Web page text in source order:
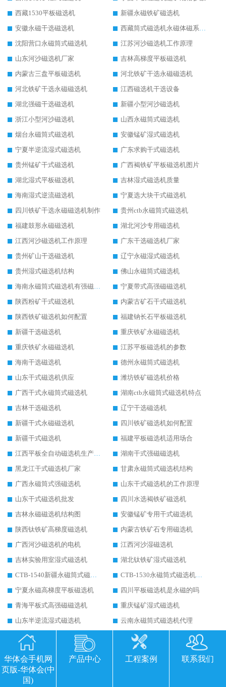
西藏1530平板磁选机
新疆永磁铁矿磁选机
安徽永磁干选磁选机
西藏筒式磁选机永磁体磁系设计
沈阳营口永磁筒式磁选机
江苏河沙磁选机工作原理
山东河沙磁选机厂家
吉林高梯度平板磁选机
内蒙古三盘平板磁选机
河北铁矿干选永磁磁选机
河北铁矿干选永磁磁选机
江西磁选机干选设备
湖北强磁干选磁选机
新疆小型河沙磁选机
浙江小型河沙磁选机
山西永磁筒式磁选机
烟台永磁筒式磁选机
安徽锰矿湿式磁选机
宁夏半逆流湿式磁选机
广东求购干式磁选机
贵州锰矿干式磁选机
广西褐铁矿平板磁选机图片
湖北湿式平板磁选机
吉林湿式磁选机质量
海南湿式逆流磁选机
宁夏选大块干式磁选机
四川铁矿干选永磁磁选机制作
贵州ctb永磁筒式磁选机
福建鼓形永磁磁选机
湖北河沙专用磁选机
江西河沙磁选机工作原理
广东干选磁选机厂家
贵州矿山干选磁选机
辽宁永磁湿式磁选机
贵州湿式磁选机结构
佛山永磁筒式磁选机
海南永磁筒式磁选机有强磁的吗
宁夏带式高强磁磁选机
陕西粉矿干式磁选机
内蒙古矿石干式磁选机
陕西铁矿磁选机如何配置
福建钠长石平板磁选机
新疆干选磁选机
重庆铁矿永磁磁选机
重庆铁矿永磁磁选机
江苏平板磁选机的参数
海南干选磁选机
德州永磁筒式磁选机
山东干式磁选机供应
潍坊铁矿磁选机价格
广西干式永磁筒式磁选机
湖南ctb永磁筒式磁选机特点
吉林干选磁选机
辽宁干选磁选机
新疆干式永磁磁选机
四川铁矿磁选机如何配置
新疆干式磁选机
福建平板磁选机适用场合
江西平板全自动磁选机生产厂家
湖南干式强磁磁选机
黑龙江干式磁选机厂家
甘肃永磁筒式磁选机结构
广西永磁筒式强磁选机
山东干式磁选机的工作原理
山东干式磁选机批发
四川水选褐铁矿磁选机
吉林永磁磁选机结构图
安徽锰矿专用干式磁选机
陕西钛铁矿高梯度磁选机
内蒙古铁矿石专用磁选机
广西河沙磁选机的电机
江西河沙湿磁选机
吉林实验用室湿式磁选机
湖北钛铁矿湿式磁选机
CTB-1540新疆永磁筒式磁选机
CTB-1530永磁筒式磁选机代理商
宁夏永磁高梯度平板磁选机
四川平板磁选机是永磁的吗
青海平板式高强磁磁选机
重庆锰矿湿式磁选机
山东半逆流湿式磁选机
云南永磁筒式磁选机代理
河南磁选机永磁筒结构图
青海湿式逆流磁选机
江西钛尾矿湿式磁选机
天津永磁筒式磁选机半逆流
河北锰矿湿式磁选机
华体会手机网
页版-华体会(中
国)
产品中心 工程案例 联系我们